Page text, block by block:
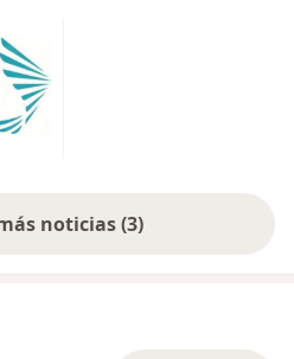
Mostrar más noticias (3)